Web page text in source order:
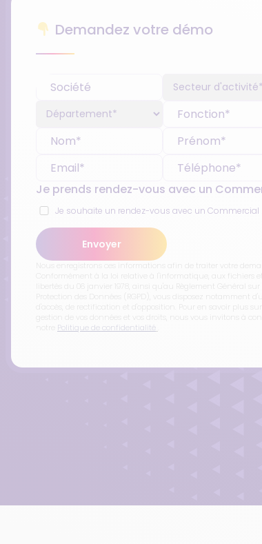
Demandez votre démo
Je prends rendez-vous avec un
Je souhaite un rendez-vous avec un Commercial
Envoyer
Nous enregistrons ces informations afin de traiter votre
Conformément à la loi relative à l'informatique, aux fichiers
libertés du 06 janvier 1978, ainsi qu'au Règlement Général sur
Protection des Données (RGPD), vous disposez notamment
d'accès, de rectification et d'opposition. Pour en savoir plus
gestion de vos données et vos droits, nous vous invitons à
notre Politique de confidentialité